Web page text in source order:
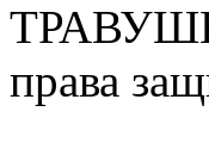
права